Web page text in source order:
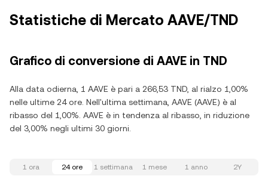
Statistiche di Mercato AAVE/TND
Grafico di conversione di AAVE in TND
Alla data odierna, 1 AAVE è pari a 266,53 TND, al rialzo 1,00%
nelle ultime 24 ore. Nell'ultima settimana, AAVE (AAVE) è al
ribasso del 1,00%. AAVE è in tendenza al ribasso, in riduzione
del 3,00% negli ultimi 30 giorni.
1 ora 24 ore 1 settimana 1 mese 1 anno 2Y